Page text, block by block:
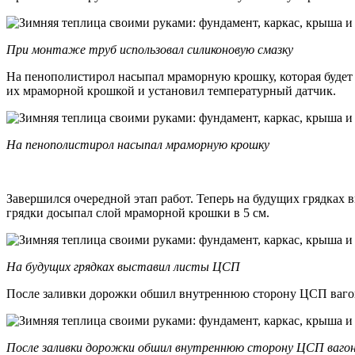
При монтаже труб использовал силиконовую смазку
На пенополистирол насыпал мраморную крошку, которая
их мраморной крошкой и установил температурный датчик.
На пенополистирол насыпал мраморную крошку
Завершился очередной этап работ. Теперь на будущих
грядки досыпал слой мраморной крошки в 5 см.
На будущих грядках выставил листы ЦСП
После заливки дорожки обшил внутреннюю сторону ЦСП
После заливки дорожки обшил внутреннюю сторону ЦСП